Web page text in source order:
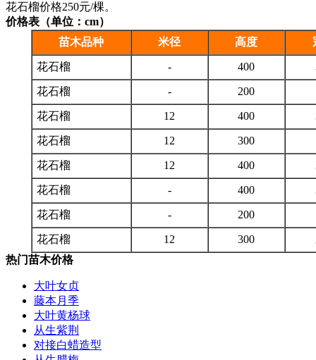
花石榴价格250元/棵。
价格表（单位：cm）
苗木品种
米径 高度
花石榴 - 400
花石榴 - 200
花石榴 12 400
花石榴 12 300
花石榴 12 400
花石榴 - 400
花石榴 - 200
花石榴 12 300
热门苗木价格
大叶女贞
藤本月季
大叶黄杨球
从生紫荆
对接白蜡造型